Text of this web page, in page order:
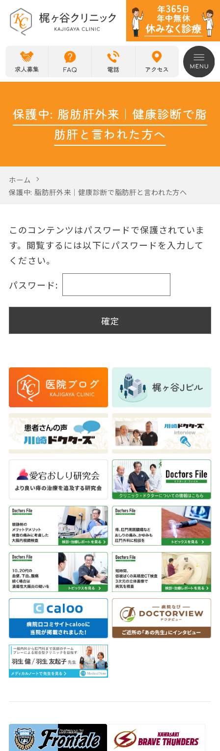
保護中: 脂肪肝外来｜健康診断で脂
肪肝と言われた方へ
ホーム
保護中: 脂肪肝外来｜健康診断で脂肪肝と言われた方へ
このコンテンツはパスワードで保護されていま
す。閲覧するには以下にパスワードを入力して
ください。
パスワード: